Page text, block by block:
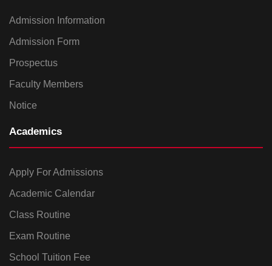
Admission Information
Admission Form
Prospectus
Faculty Members
Notice
Academics
Apply For Admissions
Academic Calendar
Class Routine
Exam Routine
School Tuition Fee